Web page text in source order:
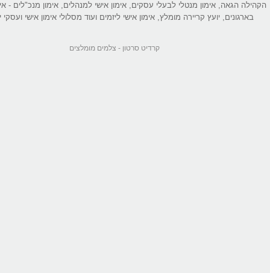
הקהילה הגאה, אימון מנטלי לבעלי עסקים, אימון אישי למנהלים, אימון מנכ"לים -
בארגונים, יועץ קריירה מומלץ, אימון אישי ליזמים ועוד מסלולי אימון אישי ועסקי
קרדיט סרטון - צלמים מומלצים